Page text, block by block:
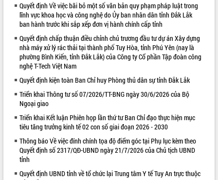
Khám bệnh, cấp phát thuốc miễn phí
và tặng quà người dân xã Cư Pui
Hội nghị UBND tỉnh Đắk Lắk thường kỳ
tháng 7/2026
Lễ truy tặng danh hiệu “Bà Mẹ Việt
Nam Anh hùng” và trao Huân chương
UBND tỉnh Đắk Lắk triển khai nhiệm
vụ 6 tháng cuối năm 2026
Kỳ họp thứ Hai, Hội đồng nhân dân
ALBUM ẢNH
Quyết định Về việc bãi bỏ một số văn bản quy phạm pháp luật trong
lĩnh vực khoa học và công nghệ do Ủy ban nhân dân tỉnh Đắk Lắk
ban hành trước khi sắp xếp đơn vị hành chính cấp tỉnh
Quyết định chấp thuận điều chỉnh chủ trương đầu tư dự án Xây dựng
nhà máy xử lý rác thải tại thành phố Tuy Hòa, tỉnh Phú Yên (nay là
phường Bình Kiến, tỉnh Đắk Lắk) của Công ty Cổ phần Tập đoàn công
nghệ T-Tech Việt Nam
Quyết định kiện toàn Ban Chỉ huy Phòng thủ dân sự tỉnh Đắk Lắk
Triển khai Thông tư số 07/2026/TT-BNG ngày 30/6/2026 của Bộ
Ngoại giao
Triển khai Kết luận Phiên họp lần thứ tư Ban Chỉ đạo thực hiện mục
tiêu tăng trưởng kinh tế 02 con số giai đoạn 2026 - 2030
Thông báo Về việc đính chính tọa độ điểm góc tại Phụ lục kèm theo
Quyết định số 2317/QĐ-UBND ngày 21/7/2026 của Chủ tịch UBND
tỉnh
Quyết định UBND tỉnh về tổ chức lại Trung tâm Y tế Tuy An trực thuộc